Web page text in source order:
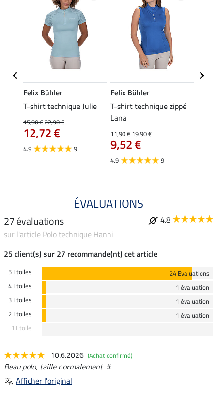
Felix Bühler
T-shirt technique Julie
15,90 €22,90 €
12,72 €
4.9 9
Felix Bühler
T-shirt technique zippé
Lana
11,90 €19,90 €
9,52 €
4.9 9
ÉVALUATIONS
27 évaluations
4.8
sur l'article Polo technique Hanni
25 client(s) sur 27 recommande(nt) cet article
5 Etoiles
24 Evaluations
4 Etoiles
1 évaluation
3 Etoiles
1 évaluation
2 Etoiles
1 évaluation
1 Etoile
10.6.2026 (Achat confirmé)
Beau polo, taille normalement. #
Afficher l'original